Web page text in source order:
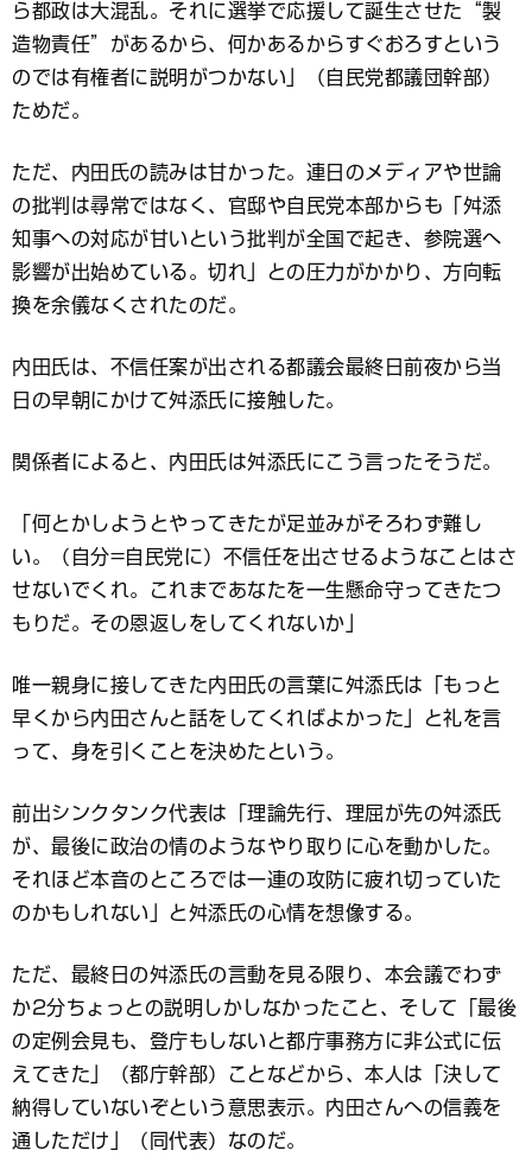
ら都政は大混乱。それに選挙で応援して誕生させた“製
造物責任”があるから、何かあるからすぐおろすという
のでは有権者に説明がつかない」（自民党都議団幹部）
ためだ。
ただ、内田氏の読みは甘かった。連日のメディアや世論
の批判は尋常ではなく、官邸や自民党本部からも「舛添
知事への対応が甘いという批判が全国で起き、参院選へ
影響が出始めている。切れ」との圧力がかかり、方向転
換を余儀なくされたのだ。
内田氏は、不信任案が出される都議会最終日前夜から当
日の早朝にかけて舛添氏に接触した。
関係者によると、内田氏は舛添氏にこう言ったそうだ。
「何とかしようとやってきたが足並みがそろわず難し
い。（自分=自民党に）不信任を出させるようなことはさ
せないでくれ。これまであなたを一生懸命守ってきたつ
もりだ。その恩返しをしてくれないか」
唯一親身に接してきた内田氏の言葉に舛添氏は「もっと
早くから内田さんと話をしてくればよかった」と礼を言
って、身を引くことを決めたという。
前出シンクタンク代表は「理論先行、理屈が先の舛添氏
が、最後に政治の情のようなやり取りに心を動かした。
それほど本音のところでは一連の攻防に疲れ切っていた
のかもしれない」と舛添氏の心情を想像する。
ただ、最終日の舛添氏の言動を見る限り、本会議でわず
か2分ちょっとの説明しかしなかったこと、そして「最後
の定例会見も、登庁もしないと都庁事務方に非公式に伝
えてきた」（都庁幹部）ことなどから、本人は「決して
納得していないぞという意思表示。内田さんへの信義を
通しただけ」（同代表）なのだ。